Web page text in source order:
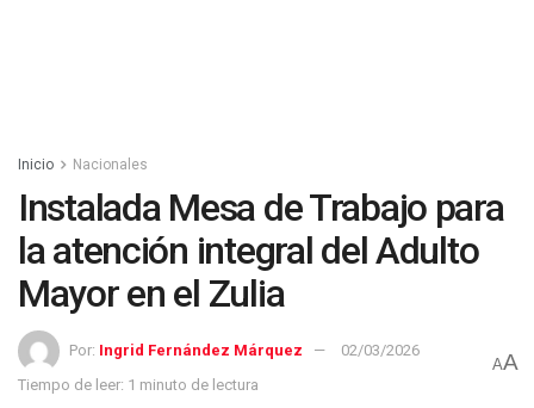
Inicio Nacionales
Instalada Mesa de Trabajo para
la atención integral del Adulto
Mayor en el Zulia
Por: Ingrid Fernández Márquez
02/03/2026
Tiempo de leer: 1 minuto de lectura
AA